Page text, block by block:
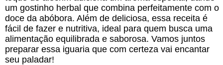
um gostinho herbal que combina perfeitamente com o
doce da abóbora. Além de deliciosa, essa receita é
fácil de fazer e nutritiva, ideal para quem busca uma
alimentação equilibrada e saborosa. Vamos juntos
preparar essa iguaria que com certeza vai encantar
seu paladar!